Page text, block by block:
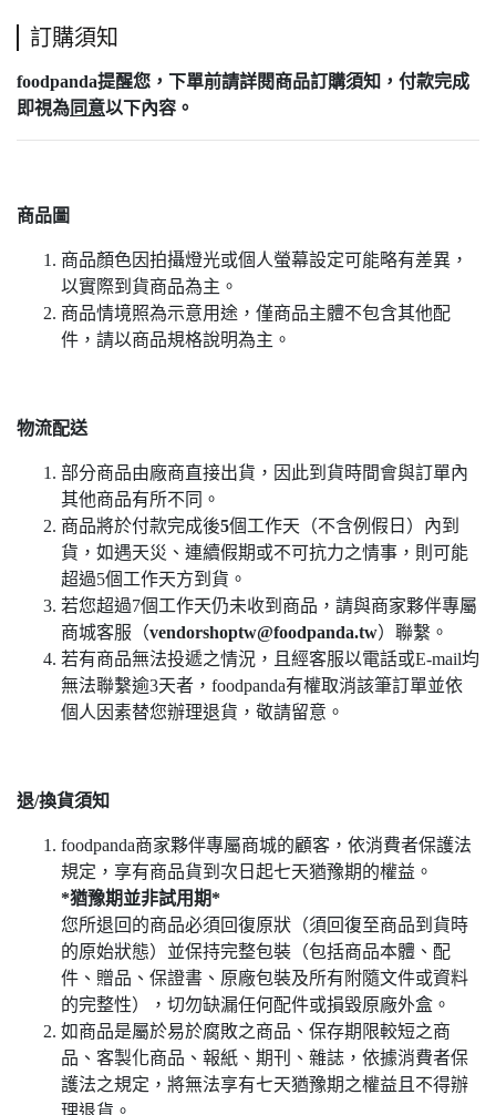
訂購須知
foodpanda提醒您，下單前請詳閱商品訂購須知 ，付款完成
即視為同意以下內容。
商品圖
商品顏色因拍攝燈光或個人螢幕設定可能略有差異，
以實際到貨商品為主。
商品情境照為示意用途，僅商品主體不包含其他配
件，請以商品規格說明為主。
物流配送
部分商品由廠商直接出貨，因此到貨時間會與訂單內
其他商品有所不同。
商品將於付款完成後5個工作天（不含例假日）內到
貨，如遇天災、連續假期或不可抗力之情事，則可能
超過5個工作天方到貨。
若您超過7個工作天仍未收到商品，請與商家夥伴專屬
商城客服（vendorshoptw@foodpanda.tw）聯繫。
若有商品無法投遞之情況，且經客服以電話或E-mail均
無法聯繫逾3天者，foodpanda有權取消該筆訂單並依
個人因素替您辦理退貨，敬請留意。
退/換貨須知
foodpanda商家夥伴專屬商城的顧客，依消費者保護法
規定，享有商品貨到次日起七天猶豫期的權益。
*猶豫期並非試用期*
您所退回的商品必須回復原狀（須回復至商品到貨時
的原始狀態）並保持完整包裝（包括商品本體、配
件、贈品、保證書、原廠包裝及所有附隨文件或資料
的完整性），切勿缺漏任何配件或損毀原廠外盒。
如商品是屬於易於腐敗之商品、保存期限較短之商
品、客製化商品、報紙、期刊、雜誌，依據消費者保
護法之規定，將無法享有七天猶豫期之權益且不得辦
理退貨。